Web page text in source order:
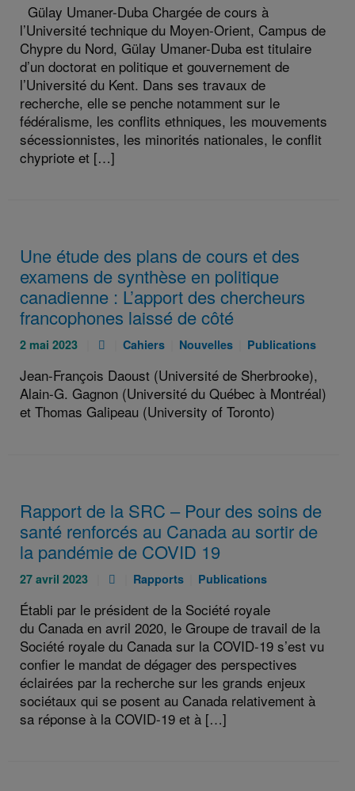
Gülay Umaner-Duba Chargée de cours à
l’Université technique du Moyen-Orient, Campus de
Chypre du Nord, Gülay Umaner-Duba est titulaire
d’un doctorat en politique et gouvernement de
l’Université du Kent. Dans ses travaux de
recherche, elle se penche notamment sur le
fédéralisme, les conflits ethniques, les mouvements
sécessionnistes, les minorités nationales, le conflit
chypriote et […]
Une étude des plans de cours et des
examens de synthèse en politique
canadienne : L’apport des chercheurs
francophones laissé de côté
Publié
:
2 mai 2023
Pièce
:
Catégories
Cahiers
Catégories
Nouvelles
Catégories
Publications
Jean-François Daoust (Université de Sherbrooke),
Alain-G. Gagnon (Université du Québec à Montréal)
et Thomas Galipeau (University of Toronto)
Rapport de la SRC – Pour des soins de
santé renforcés au Canada au sortir de
la pandémie de COVID 19
Publié
:
27 avril 2023
Pièce
:
Catégories
Rapports
Catégories
Publications
Établi par le président de la Société royale
du Canada en avril 2020, le Groupe de travail de la
Société royale du Canada sur la COVID-19 s’est vu
confier le mandat de dégager des perspectives
éclairées par la recherche sur les grands enjeux
sociétaux qui se posent au Canada relativement à
sa réponse à la COVID-19 et à […]